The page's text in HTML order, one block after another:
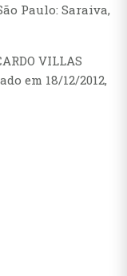
Paulo: Saraiva,
VILLAS
em 18/12/2012,